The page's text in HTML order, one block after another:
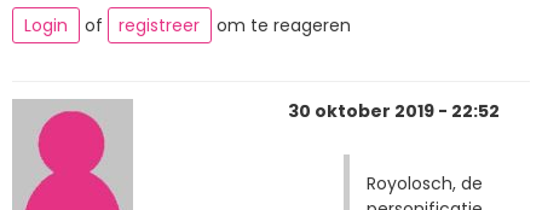
Login of registreer om te reageren
30 oktober 2019 - 22:52
Royolosch, de